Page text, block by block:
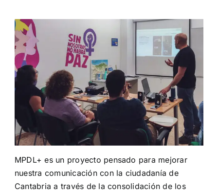
MPDL+ es un proyecto pensado para mejorar
nuestra comunicación con la ciudadanía de
Cantabria a través de la consolidación de los